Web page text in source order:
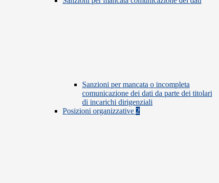
Sanzioni per mancata o incompleta
comunicazione dei dati da parte dei titolari
di incarichi dirigenziali
Posizioni organizzative 2